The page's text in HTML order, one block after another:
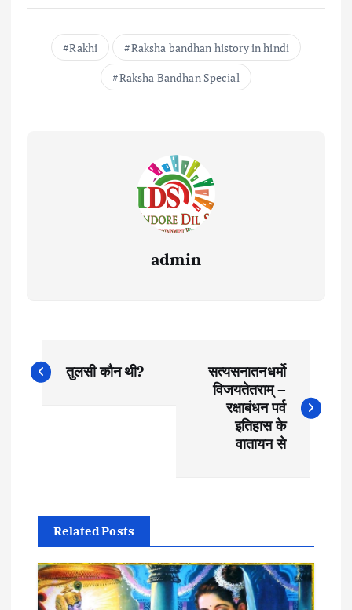
Rakhi
Raksha bandhan history in hindi
Raksha Bandhan Special
admin
P
o
n
a
v
तुलसी कौन थी?
सत्यसनातनधर्मो
विजयतेतराम् –
रक्षाबंधन पर्व
इतिहास के
वातायन से
Related Posts